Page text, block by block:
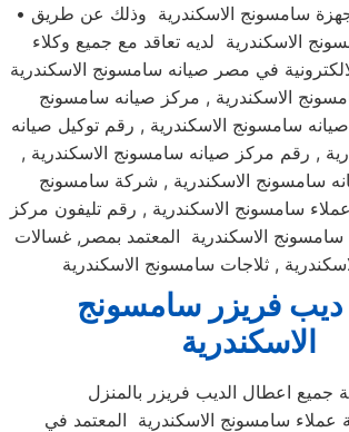
سامسونج الاسكندرية وذلك عن طريق •
الاسكندرية لديه تعاقد مع جميع وكلاء
في مصر صيانه سامسونج الاسكندرية
الاسكندرية , مركز صيانه سامسونج
صيانه سامسونج الاسكندرية , رقم توكيل صيانه
, رقم مركز صيانه سامسونج الاسكندرية ,
سامسونج الاسكندرية , شركة سامسونج
سامسونج الاسكندرية , رقم تليفون مركز
الاسكندرية المعتمد بمصر, غسالات
, ثلاجات سامسونج الاسكندرية
ديب فريزر سامسونج
الاسكندرية
سامسونج الاسكندرية المعتمد في